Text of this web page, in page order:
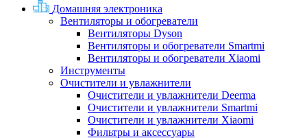
Домашняя электроника
Вентиляторы и обогреватели
Вентиляторы Dyson
Вентиляторы и обогреватели Smartmi
Вентиляторы и обогреватели Xiaomi
Инструменты
Очистители и увлажнители
Очистители и увлажнители Deerma
Очистители и увлажнители Smartmi
Очистители и увлажнители Xiaomi
Фильтры и аксессуары